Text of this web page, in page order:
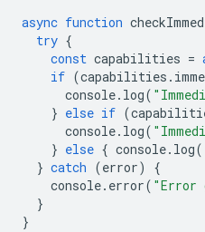
async function
try {
const capabilities =
if (capabilities .
console. log(
} else if (
console. log(
} else { console. log(
} catch (error)
{
console. error(
}
}